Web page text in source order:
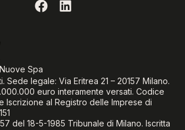
Spa
Sede legale: Via Eritrea 21 – 20157 Milano.
euro interamente versati. Codice
Iscrizione al Registro delle Imprese di
del 18-5-1985 Tribunale di Milano. Iscritta